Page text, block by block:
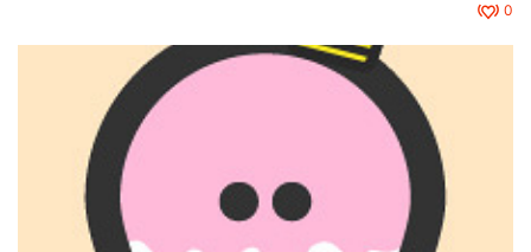
0